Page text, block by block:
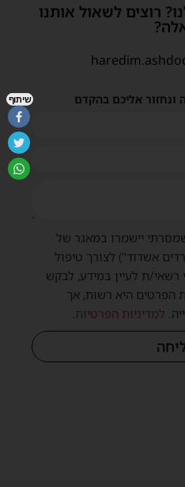
רוצים לשאול אותנו
ונחזור אליכם בהקדם
יישמרו במאגר של
אשדוד") לצורך טיפול
רשאי/ת לעיין במידע, לבקש
הפרטים היא רשות, אך
למדיניות הפרטיות.
שיתוף